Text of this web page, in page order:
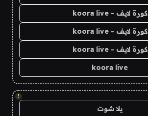
كورة لايف - koora live
كورة لايف - koora live
كورة لايف - koora live
koora live
!
يلا شوت